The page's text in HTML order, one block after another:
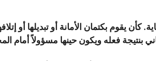
يقوم بكتمان الأمانة أو تبديلها أو
بنتيجة فعله ويكون حينها مسؤولاً أمام